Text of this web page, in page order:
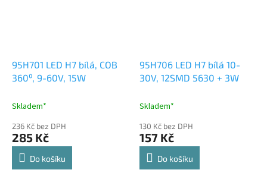
95H701 LED H7 bílá, COB
360⁰, 9-60V, 15W
Skladem*
236 Kč bez DPH
285 Kč
Do košíku
95H706 LED H7 bílá 10-
30V, 12SMD 5630 + 3W
Skladem*
130 Kč bez DPH
157 Kč
Do košíku